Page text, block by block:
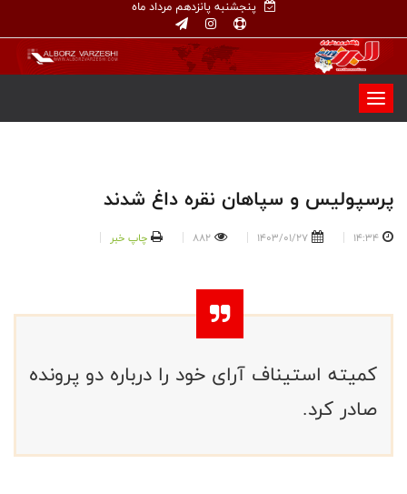
پنجشنبه پانزدهم مرداد ماه
پرسپولیس و سپاهان نقره داغ شدند
14:34
1403/01/27
882 چاپ خبر
کمیته استیناف آرای خود را درباره دو پرونده
صادر کرد.